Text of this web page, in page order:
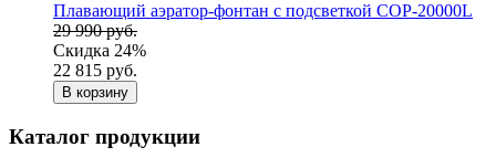
Плавающий аэратор-фонтан с подсветкой COP-20000L
29 990 руб.
Скидка 24%
22 815 руб.
В корзину
Каталог продукции